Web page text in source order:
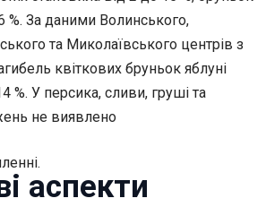
%. За даними Волинського,
та Миколаївського центрів з
квіткових бруньок яблуні
%. У персика, сливи, груші та
не виявлено
аспекти